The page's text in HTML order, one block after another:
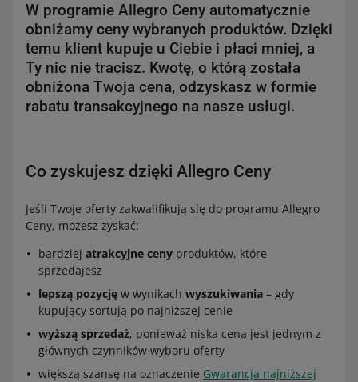
W programie Allegro Ceny automatycznie
obniżamy ceny wybranych produktów. Dzięki
temu klient kupuje u Ciebie i płaci mniej, a
Ty nic nie tracisz. Kwotę, o którą została
obniżona Twoja cena, odzyskasz w formie
rabatu transakcyjnego na nasze usługi.
Co zyskujesz dzięki Allegro Ceny
Jeśli Twoje oferty zakwalifikują się do programu Allegro
Ceny, możesz zyskać:
bardziej atrakcyjne ceny produktów, które
sprzedajesz
lepszą pozycję w wynikach wyszukiwania – gdy
kupujący sortują po najniższej cenie
wyższą sprzedaż, ponieważ niska cena jest jednym z
głównych czynników wyboru oferty
większą szansę na oznaczenie Gwarancja najniższej